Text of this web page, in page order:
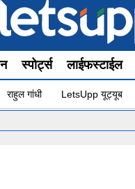
स्पोर्ट्स लाईफस्टाईल
राहुल गांधी LetsUpp यूट्यूब